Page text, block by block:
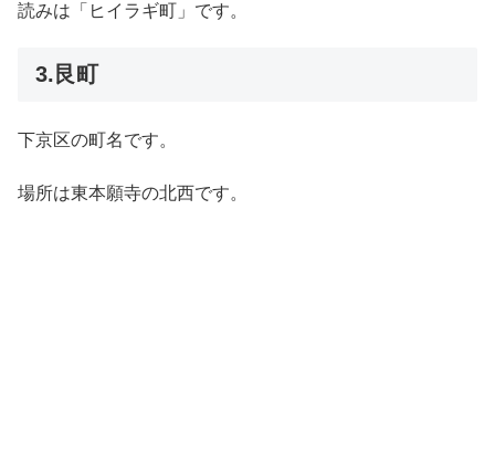
読みは「ヒイラギ町」です。
3.艮町
下京区の町名です。
場所は東本願寺の北西です。